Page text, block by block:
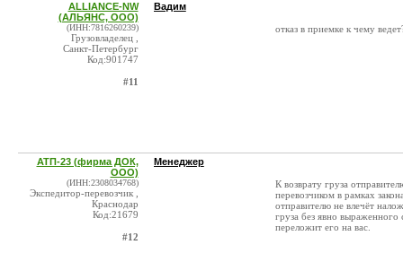
ALLIANCE-NW
(АЛЬЯНС, ООО)
(ИНН:7816260239)
Грузовладелец ,
Санкт-Петербург
Код:901747
#11
Вадим
отказ в приемке к чему
АТП-23 (фирма ДОК,
ООО)
(ИНН:2308034768)
Экспедитор-перевозчик ,
Краснодар
Код:21679
#12
Менеджер
К возврату груза
перевозчиком в рамках
отправителю не влечёт
груза без явно
переложит его на вас.